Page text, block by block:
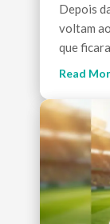
Depois
voltam
que
Read